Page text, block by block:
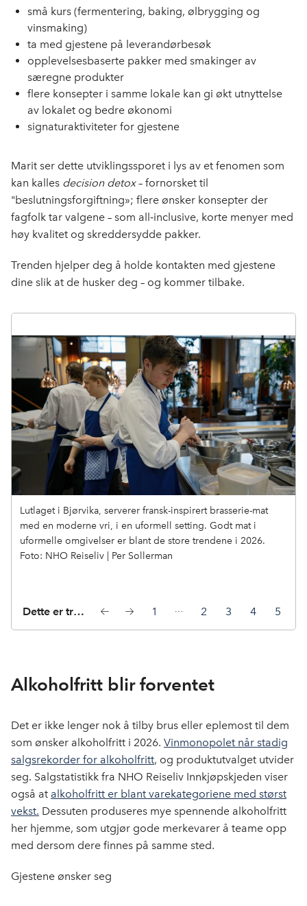
små kurs (fermentering, baking, ølbrygging og
vinsmaking)
ta med gjestene på leverandørbesøk
opplevelsesbaserte pakker med smakinger av
særegne produkter
flere konsepter i samme lokale kan gi økt utnyttelse
av lokalet og bedre økonomi
signaturaktiviteter for gjestene
Marit ser dette utviklingssporet i lys av et fenomen som
kan kalles decision detox– fornorsket til
"beslutningsforgiftning»; flere ønsker konsepter der
fagfolk tar valgene – som all‑inclusive, korte menyer med
høy kvalitet og skreddersydde pakker.
Trenden hjelper deg å holde kontakten med gjestene
dine slik at de husker deg – og kommer tilbake.
Dette er trendene for 2026:
ForrigeNesteL
i
1
a
v
5
1
L
i
2
a
v
5
2
L
3
a
v
5
3
L
4
a
v
5
4
L
5
a
v
5
5
Lutlaget i Bjørvika, serverer fransk-inspirert brasserie-mat
med en moderne vri, i en uformell setting. Godt mat i
uformelle omgivelser er blant de store trendene i 2026.
Foto: NHO Reiseliv | Per Sollerman
Alkoholfritt blir forventet
Det er ikke lenger nok å tilby brus eller eplemost til dem
som ønsker alkoholfritt i 2026. Vinmonopolet når stadig
salgsrekorder for alkoholfritt, og produktutvalget utvider
seg. Salgstatistikk fra NHO Reiseliv Innkjøpskjeden viser
også at alkoholfritt er blant varekategoriene med størst
vekst. Dessuten produseres mye spennende alkoholfritt
her hjemme, som utgjør gode merkevarer å teame opp
med dersom dere finnes på samme sted.
Gjestene ønsker seg